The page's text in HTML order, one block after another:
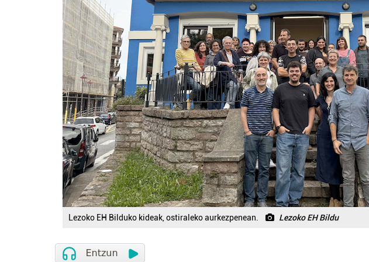
Lezoko EH Bilduko kideak, ostiraleko aurkezpenean. Lezoko EH Bildu